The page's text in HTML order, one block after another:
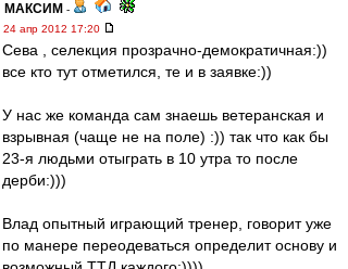
МАКСИМ -
24 апр 2012 17:20
Сева , селекция прозрачно-демократичная:))
все кто тут отметился, те и в заявке:))
У нас же команда сам знаешь ветеранская и
взрывная (чаще не на поле) :)) так что как бы
23-я людьми отыграть в 10 утра то после
дерби:)))
Влад опытный играющий тренер, говорит уже
по манере переодеваться определит основу и